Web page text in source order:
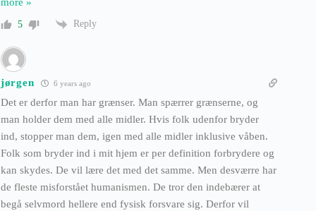
more »
5 Reply
jørgen 6 years ago
Det er derfor man har grænser. Man spærrer grænserne, og
man holder dem med alle midler. Hvis folk udenfor bryder
ind, stopper man dem, igen med alle midler inklusive våben.
Folk som bryder ind i mit hjem er per definition forbrydere og
kan skydes. De vil lære det med det samme. Men desværre har
de fleste misforstået humanismen. De tror den indebærer at
begå selvmord hellere end fysisk forsvare sig. Derfor vil